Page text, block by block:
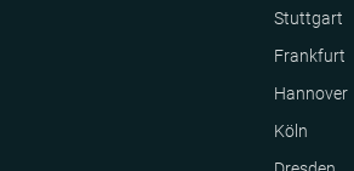
Stuttgart
Frankfurt
Hannover
Köln